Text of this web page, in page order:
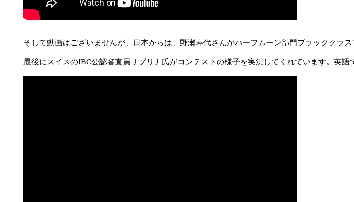
そして動画はございませんが、日本からは、野瀬寿代さんがハーフムーン部門ブラッククラス
最後にスイスのIBC公認審査員サブリナ氏がコンテストの様子を実況してくれています。英